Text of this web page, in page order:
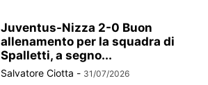
Juventus-Nizza 2-0 Buon
allenamento per la squadra di
Spalletti, a segno...
Salvatore Ciotta - 31/07/2026